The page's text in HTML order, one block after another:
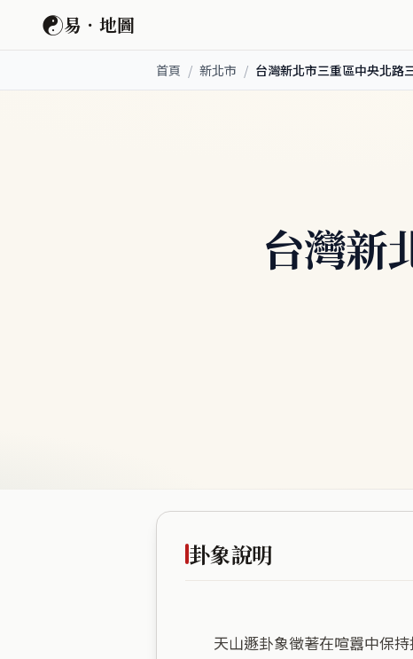
☯易．地圖
首頁 / 新北市 / 台灣新北市三重區中央北路
台灣新
卦象說明